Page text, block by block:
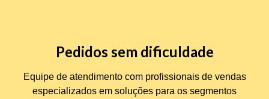
Pedidos sem dificuldade
Equipe de atendimento com profissionais de vendas
especializados em soluções para os segmentos